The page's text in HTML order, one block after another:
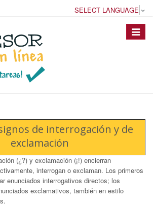
SELECT LANGUAGE
Toggle
de interrogación y de
exclamación
(¿?) y exclamación (¡!) encierran
interrogan o exclaman. Los primeros
enunciados interrogativos directos; los
exclamativos, también en estilo